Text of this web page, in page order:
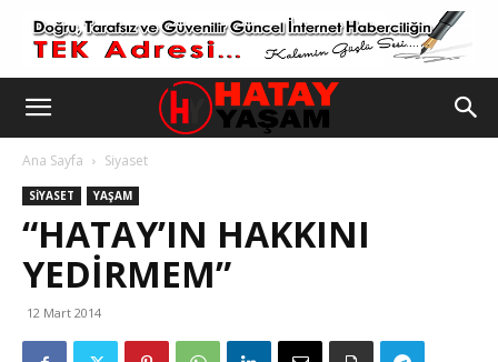
Ana Sayfa Siyaset
SIYASET YAŞAM
“HATAY’IN HAKKINI
YEDIRMEM”
12 Mart 2014